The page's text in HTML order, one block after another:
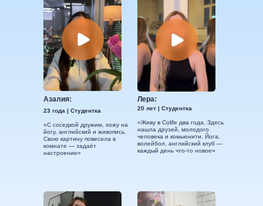
Азалия:
23 года | Студентка
«С соседкой дружим, хожу на
йогу, английский и живопись.
Свою картину повесила в
комнате — задаёт
настроение»
Лера:
20 лет | Студентка
«Живу в Colife два года. Здесь
нашла друзей, молодого
человека и комьюнити. Йога,
волейбол, английский клуб —
каждый день что-то новое»